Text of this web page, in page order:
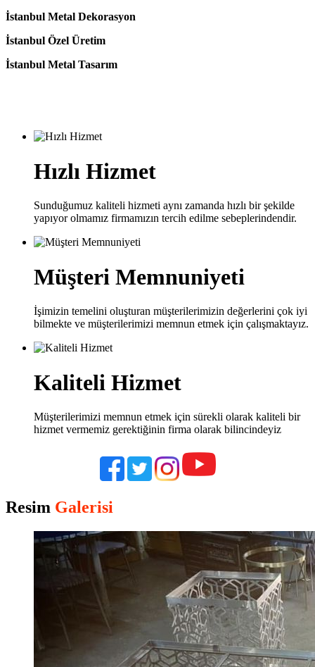
İstanbul Metal Dekorasyon
İstanbul Özel Üretim
İstanbul Metal Tasarım
Hızlı Hizmet
Sunduğumuz kaliteli hizmeti aynı zamanda hızlı bir şekilde
yapıyor olmamız firmamızın tercih edilme sebeplerindendir.
Müşteri Memnuniyeti
İşimizin temelini oluşturan müşterilerimizin değerlerini çok iyi
bilmekte ve müşterilerimizi memnun etmek için çalışmaktayız.
Kaliteli Hizmet
Müşterilerimizi memnun etmek için sürekli olarak kaliteli bir
hizmet vermemiz gerektiğinin firma olarak bilincindeyiz
Resim Galerisi